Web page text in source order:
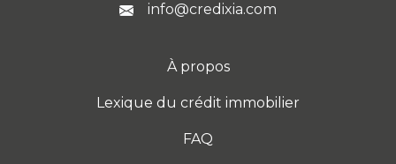
info@credixia.com
À propos
Lexique du crédit immobilier
FAQ